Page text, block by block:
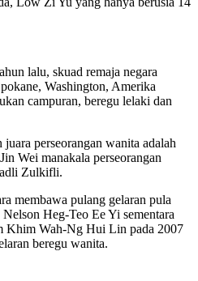
lalu, skuad remaja negara
Washington, Amerika
campuran, beregu lelaki dan
perseorangan wanita adalah
Wei manakala perseorangan
Zulkifli.
membawa pulang gelaran pula
Heg-Teo Ee Yi sementara
Khim Wah-Ng Hui Lin pada 2007
beregu wanita.